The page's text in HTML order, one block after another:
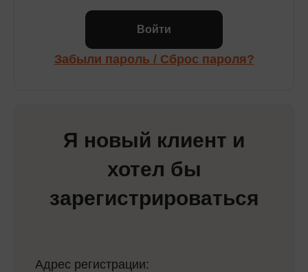
Войти
Забыли пароль / Сброс пароля?
Я новый клиент и
хотел бы
зарегистрироваться
Адрес регистрации: